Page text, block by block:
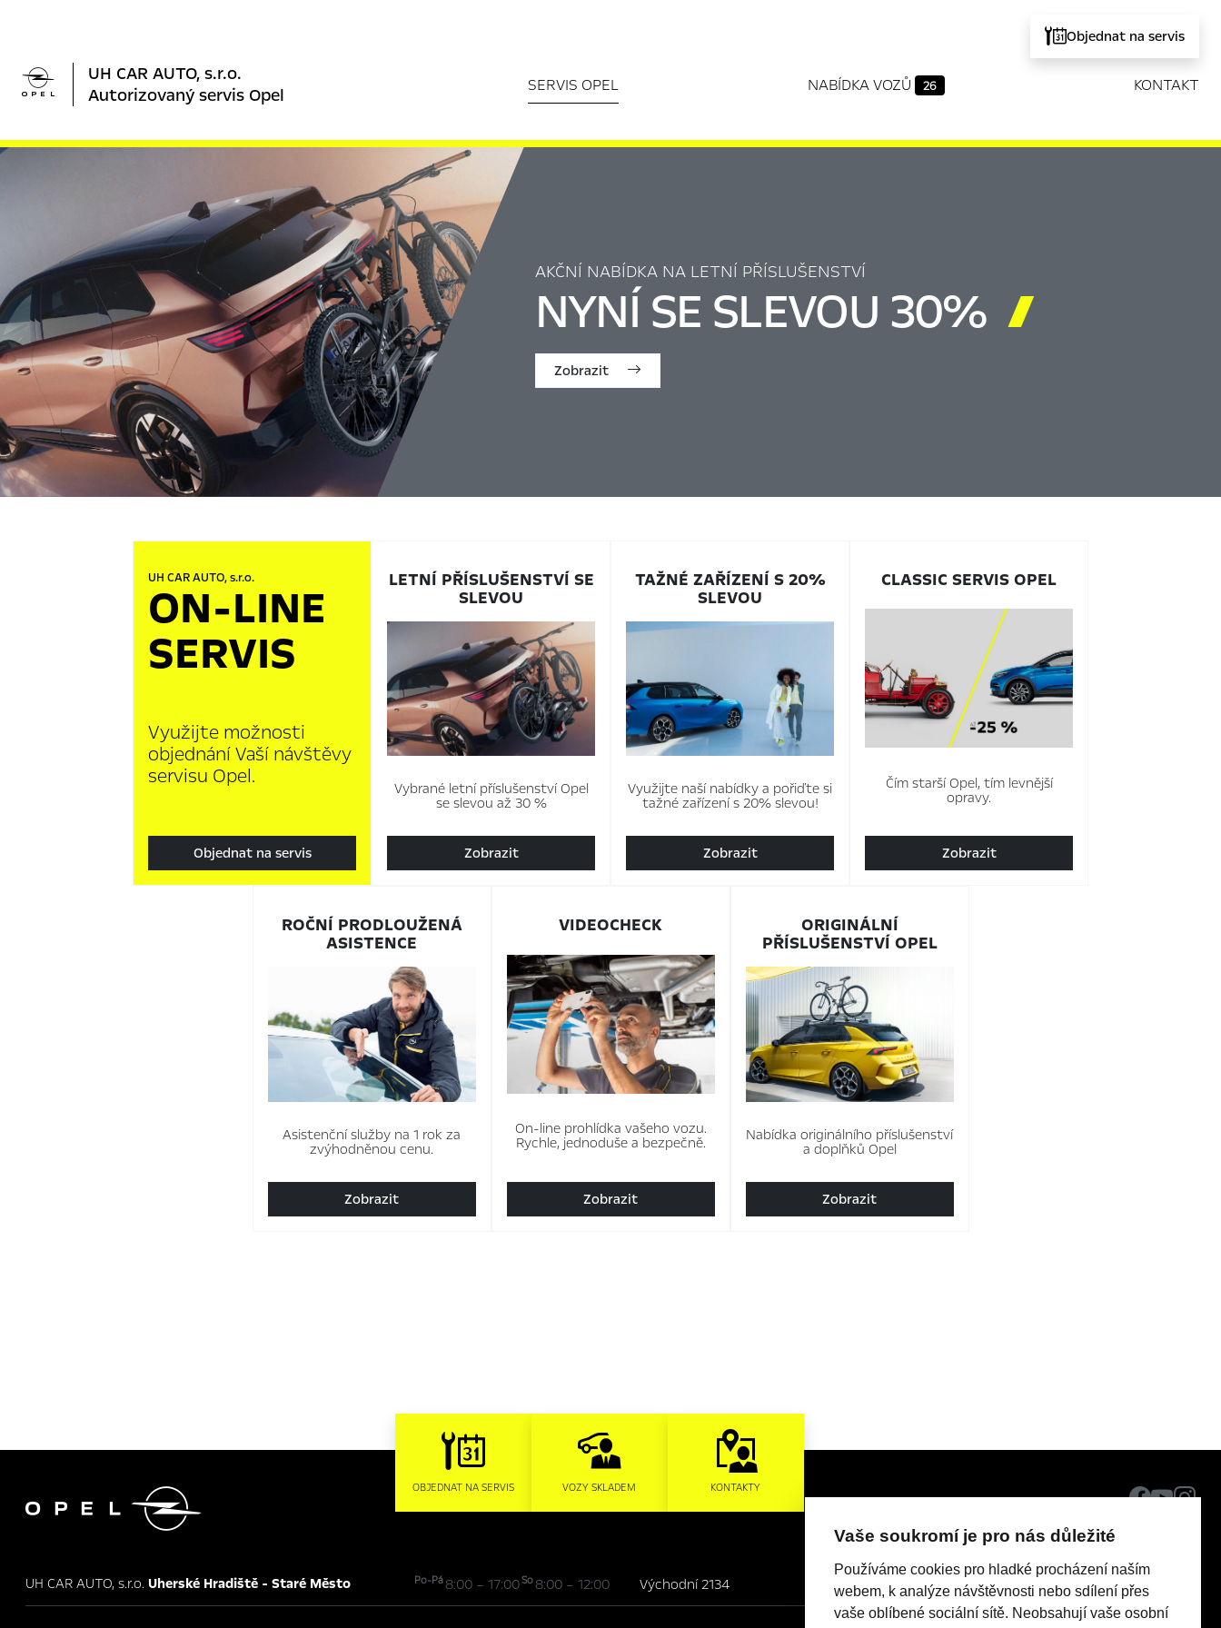
Objednat na servis

UH CAR AUTO, s.r.o.
Autorizovaný servis Opel
SERVIS OPEL NABÍDKA VOZŮ 26 KONTAKT
AKČNÍ NABÍDKA NA LETNÍ PŘÍSLUŠENSTVÍ
NYNÍ SE SLEVOU 30% 
Zobrazit
UH CAR AUTO, s.r.o.
ON-LINE
SERVIS
Využijte možnosti
objednání Vaší návštěvy
servisu Opel.
Objednat na servis
LETNÍ PŘÍSLUŠENSTVÍ SE
SLEVOU
Vybrané letní příslušenství Opel
se slevou až 30 %
Zobrazit
TAŽNÉ ZAŘÍZENÍ S 20%
SLEVOU
Využijte naší nabídky a pořiďte si
tažné zařízení s 20% slevou!
Zobrazit
CLASSIC SERVIS OPEL
Čím starší Opel, tím levnější
opravy.
Zobrazit
ROČNÍ PRODLOUŽENÁ
ASISTENCE
Asistenční služby na 1 rok za
zvýhodněnou cenu.
Zobrazit
VIDEOCHECK
On‑line prohlídka vašeho vozu.
Rychle, jednoduše a bezpečně.
Zobrazit
ORIGINÁLNÍ
PŘÍSLUŠENSTVÍ OPEL
Nabídka originálního příslušenství
a doplňků Opel
Zobrazit
 OBJEDNAT NA SERVIS VOZY SKLADEM KONTAKTY
UH CAR AUTO, s.r.o. Uherské Hradiště - Staré Město Po-Pá8:00 – 17:00So8:00 – 12:00 Východní 2134
Vaše soukromí je pro nás důležité
Používáme cookies pro hladké procházení naším
webem, k analýze návštěvnosti nebo sdílení přes
vaše oblíbené sociální sítě. Neobsahují vaše osobní